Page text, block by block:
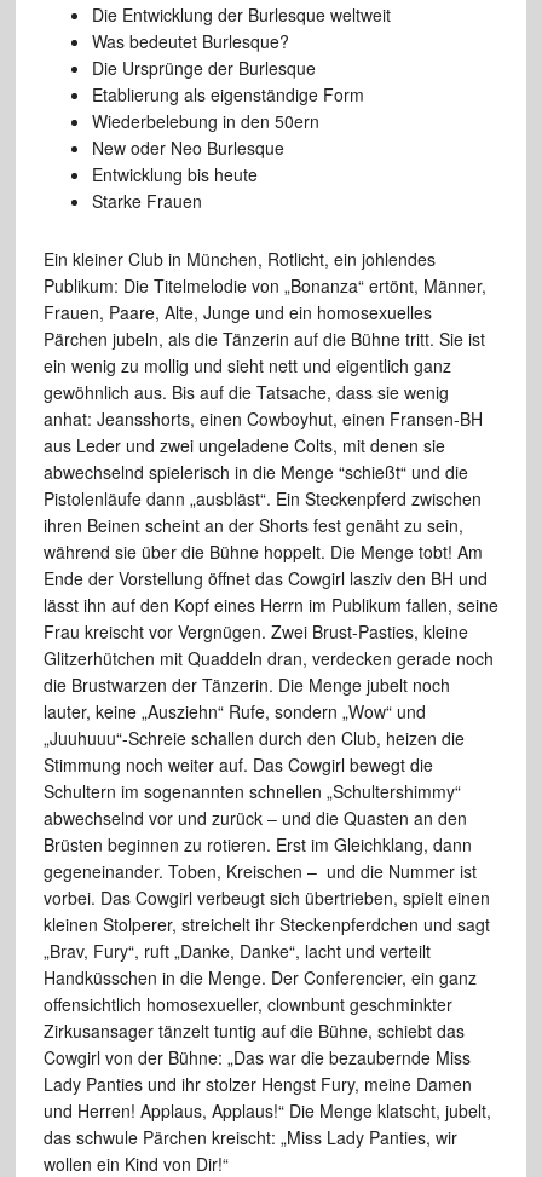
Die Entwicklung der Burlesque weltweit
Was bedeutet Burlesque?
Die Ursprünge der Burlesque
Etablierung als eigenständige Form
Wiederbelebung in den 50ern
New oder Neo Burlesque
Entwicklung bis heute
Starke Frauen
Ein kleiner Club in München, Rotlicht, ein johlendes
Publikum: Die Titelmelodie von „Bonanza“ ertönt, Männer,
Frauen, Paare, Alte, Junge und ein homosexuelles
Pärchen jubeln, als die Tänzerin auf die Bühne tritt. Sie ist
ein wenig zu mollig und sieht nett und eigentlich ganz
gewöhnlich aus. Bis auf die Tatsache, dass sie wenig
anhat: Jeansshorts, einen Cowboyhut, einen Fransen-BH
aus Leder und zwei ungeladene Colts, mit denen sie
abwechselnd spielerisch in die Menge “schießt“ und die
Pistolenläufe dann „ausbläst“. Ein Steckenpferd zwischen
ihren Beinen scheint an der Shorts fest genäht zu sein,
während sie über die Bühne hoppelt. Die Menge tobt! Am
Ende der Vorstellung öffnet das Cowgirl lasziv den BH und
lässt ihn auf den Kopf eines Herrn im Publikum fallen, seine
Frau kreischt vor Vergnügen. Zwei Brust-Pasties, kleine
Glitzerhütchen mit Quaddeln dran, verdecken gerade noch
die Brustwarzen der Tänzerin. Die Menge jubelt noch
lauter, keine „Ausziehn“ Rufe, sondern „Wow“ und
„Juuhuuu“-Schreie schallen durch den Club, heizen die
Stimmung noch weiter auf. Das Cowgirl bewegt die
Schultern im sogenannten schnellen „Schultershimmy“
abwechselnd vor und zurück – und die Quasten an den
Brüsten beginnen zu rotieren. Erst im Gleichklang, dann
gegeneinander. Toben, Kreischen – und die Nummer ist
vorbei. Das Cowgirl verbeugt sich übertrieben, spielt einen
kleinen Stolperer, streichelt ihr Steckenpferdchen und sagt
„Brav, Fury“, ruft „Danke, Danke“, lacht und verteilt
Handküsschen in die Menge. Der Conferencier, ein ganz
offensichtlich homosexueller, clownbunt geschminkter
Zirkusansager tänzelt tuntig auf die Bühne, schiebt das
Cowgirl von der Bühne: „Das war die bezaubernde Miss
Lady Panties und ihr stolzer Hengst Fury, meine Damen
und Herren! Applaus, Applaus!“ Die Menge klatscht, jubelt,
das schwule Pärchen kreischt: „Miss Lady Panties, wir
wollen ein Kind von Dir!“